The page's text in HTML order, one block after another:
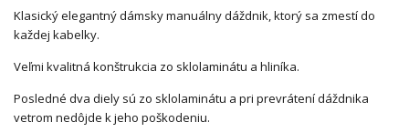
Klasický elegantný dámsky manuálny dáždnik, ktorý sa zmestí do
každej kabelky.
Veľmi kvalitná konštrukcia zo sklolaminátu a hliníka.
Posledné dva diely sú zo sklolaminátu a pri prevrátení dáždnika
vetrom nedôjde k jeho poškodeniu.